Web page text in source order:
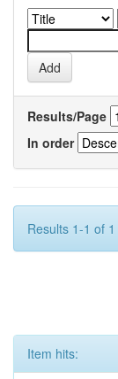
Results/Page
In order
Results 1-1 of
Item hits: